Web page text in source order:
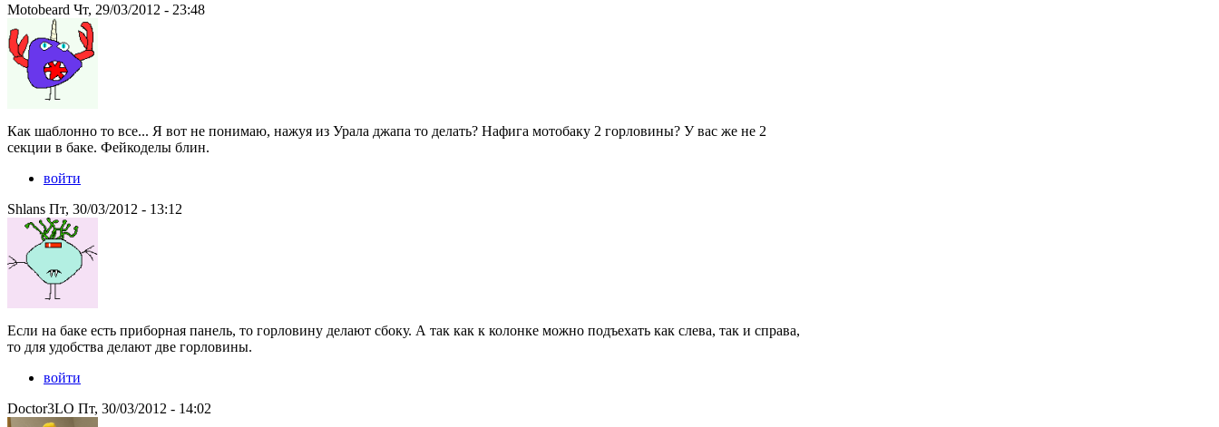
Motobeard Чт, 29/03/2012 - 23:48
Как шаблонно то все... Я вот не понимаю, нажуя из Урала джапа то делать? Нафига мотобаку 2 горловины? У вас же не 2
секции в баке. Фейкоделы блин.
войти
Shlans Пт, 30/03/2012 - 13:12
Если на баке есть приборная панель, то горловину делают сбоку. А так как к колонке можно подъехать как слева, так и справа,
то для удобства делают две горловины.
войти
Doctor3LO Пт, 30/03/2012 - 14:02